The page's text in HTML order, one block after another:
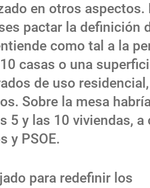
en otros aspectos.
pactar la definición
como tal a la
casas o una
de uso residencial,
Sobre la mesa
5 y las 10 viviendas, a
y PSOE.
para redefinir los